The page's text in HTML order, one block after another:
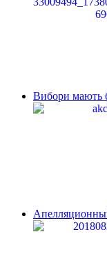
Вибори мають